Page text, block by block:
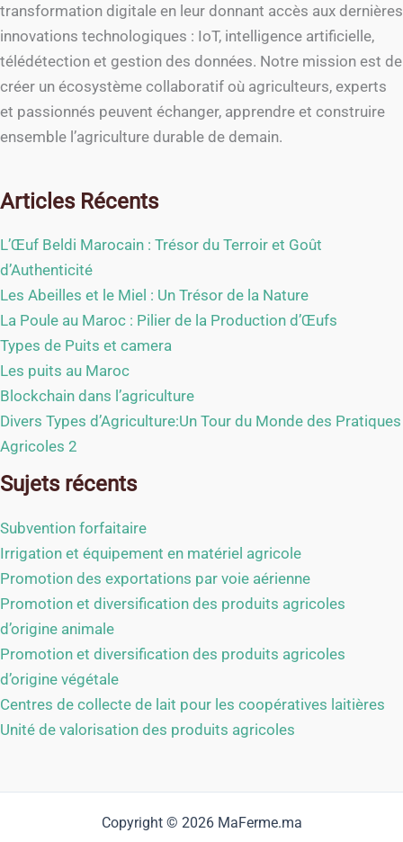
transformation digitale en leur donnant accès aux dernières
innovations technologiques : IoT, intelligence artificielle,
télédétection et gestion des données. Notre mission est de
créer un écosystème collaboratif où agriculteurs, experts
et passionnés peuvent échanger, apprendre et construire
ensemble l’agriculture durable de demain.
Articles Récents
L’Œuf Beldi Marocain : Trésor du Terroir et Goût
d’Authenticité
Les Abeilles et le Miel : Un Trésor de la Nature
La Poule au Maroc : Pilier de la Production d’Œufs
Types de Puits et camera
Les puits au Maroc
Blockchain dans l’agriculture
Divers Types d’Agriculture:Un Tour du Monde des Pratiques
Agricoles 2
Sujets récents
Subvention forfaitaire
Irrigation et équipement en matériel agricole
Promotion des exportations par voie aérienne
Promotion et diversification des produits agricoles
d’origine animale
Promotion et diversification des produits agricoles
d’origine végétale
Centres de collecte de lait pour les coopératives laitières
Unité de valorisation des produits agricoles
Copyright © 2026 MaFerme.ma